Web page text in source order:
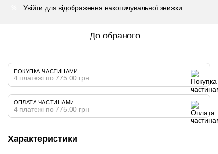
Увійти для відображення накопичувальної знижки
До обраного
ПОКУПКА ЧАСТИНАМИ
4 платежі по 775.00 грн
ОПЛАТА ЧАСТИНАМИ
4 платежі по 775.00 грн
Характеристики